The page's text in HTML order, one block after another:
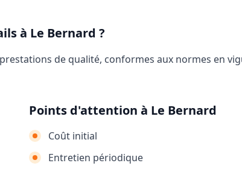
à Le Bernard ?
de qualité, conformes aux normes en
Points d'attention à Le Bernard
Coût initial
Entretien périodique